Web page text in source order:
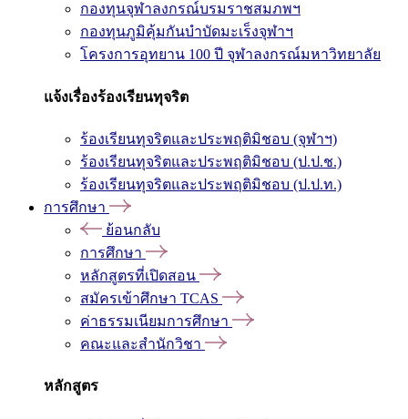
กองทุนจุฬาลงกรณ์บรมราชสมภพฯ
กองทุนภูมิคุ้มกันบำบัดมะเร็งจุฬาฯ
โครงการอุทยาน 100 ปี จุฬาลงกรณ์มหาวิทยาลัย
แจ้งเรื่องร้องเรียนทุจริต
ร้องเรียนทุจริตและประพฤติมิชอบ (จุฬาฯ)
ร้องเรียนทุจริตและประพฤติมิชอบ (ป.ป.ช.)
ร้องเรียนทุจริตและประพฤติมิชอบ (ป.ป.ท.)
การศึกษา
ย้อนกลับ
การศึกษา
หลักสูตรที่เปิดสอน
สมัครเข้าศึกษา TCAS
ค่าธรรมเนียมการศึกษา
คณะและสำนักวิชา
หลักสูตร